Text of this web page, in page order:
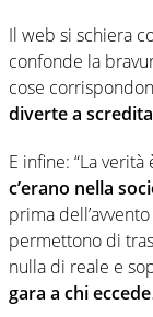
Il web si schiera
confonde la
cose
diverte a
E infine: “La verità
c’erano nella
prima
permettono di
nulla di reale e
gara a chi